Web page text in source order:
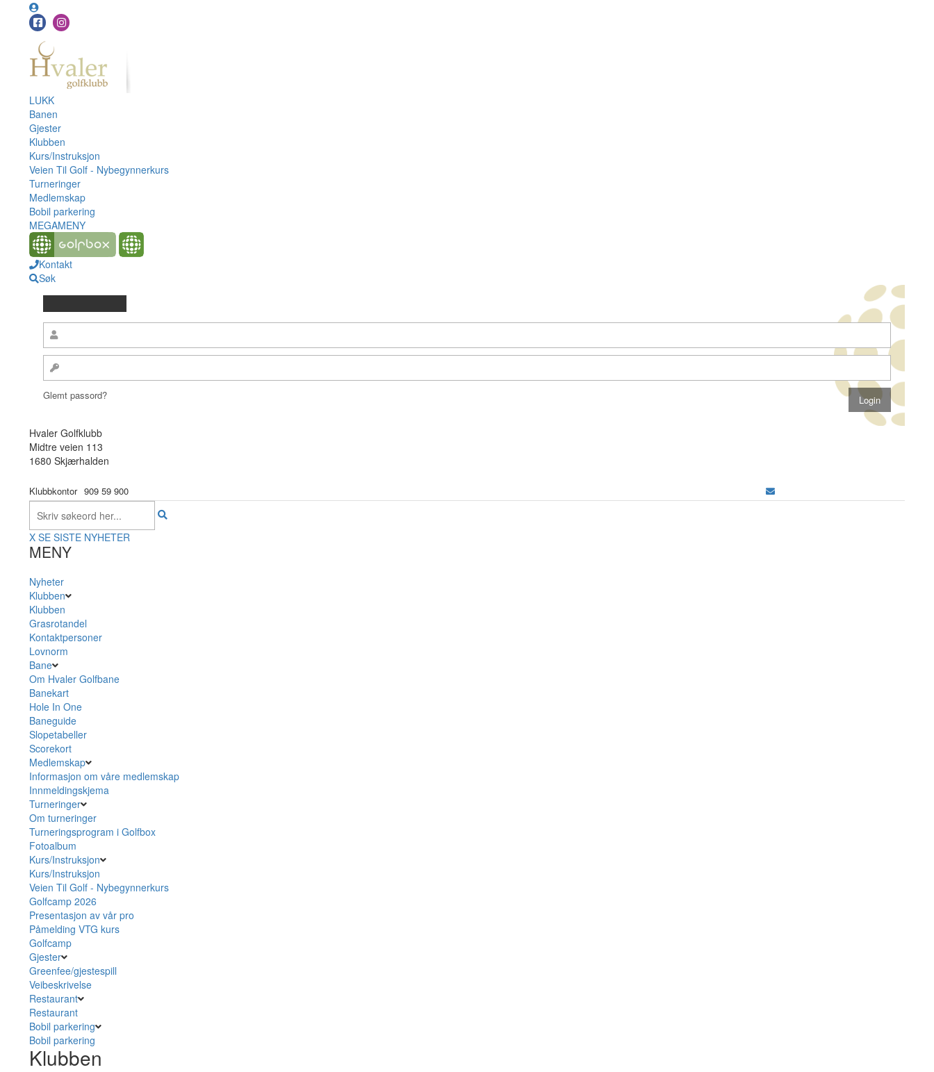
LUKK
Banen
Gjester
Klubben
Kurs/Instruksjon
Veien Til Golf - Nybegynnerkurs
Turneringer
Medlemskap
Bobil parkering
MEGAMENY
Kontakt
Søk
Glemt passord?
Hvaler Golfklubb
Midtre veien 113
1680 Skjærhalden
Klubbkontor 909 59 900
X SE SISTE NYHETER
MENY
Nyheter
Klubben
Klubben
Grasrotandel
Kontaktpersoner
Lovnorm
Bane
Om Hvaler Golfbane
Banekart
Hole In One
Baneguide
Slopetabeller
Scorekort
Medlemskap
Informasjon om våre medlemskap
Innmeldingskjema
Turneringer
Om turneringer
Turneringsprogram i Golfbox
Fotoalbum
Kurs/Instruksjon
Kurs/Instruksjon
Veien Til Golf - Nybegynnerkurs
Golfcamp 2026
Presentasjon av vår pro
Påmelding VTG kurs
Golfcamp
Gjester
Greenfee/gjestespill
Veibeskrivelse
Restaurant
Restaurant
Bobil parkering
Bobil parkering
Klubben